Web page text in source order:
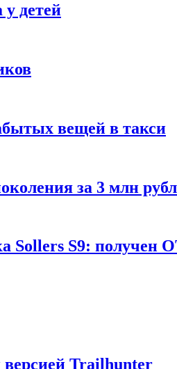
детей
вещей в такси
за 3 млн
Sollers S9: получен
версией Trailhunter